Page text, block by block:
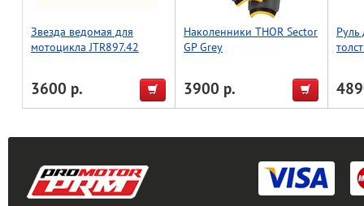
Звезда ведомая для
мотоцикла JTR897.42
3600 р.
Наколенники THOR Sector
GP Grey
3900 р.
Руль